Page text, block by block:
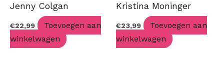
Jenny Colgan
€22,99
Toevoegen aan
winkelwagen
Kristina Moninger
€23,99
Toevoegen aan
winkelwagen